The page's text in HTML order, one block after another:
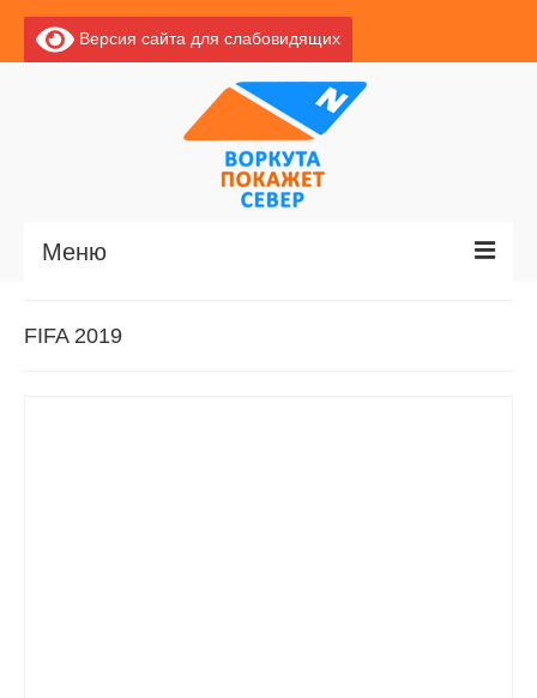
Версия сайта для слабовидящих
Меню
FIFA 2019